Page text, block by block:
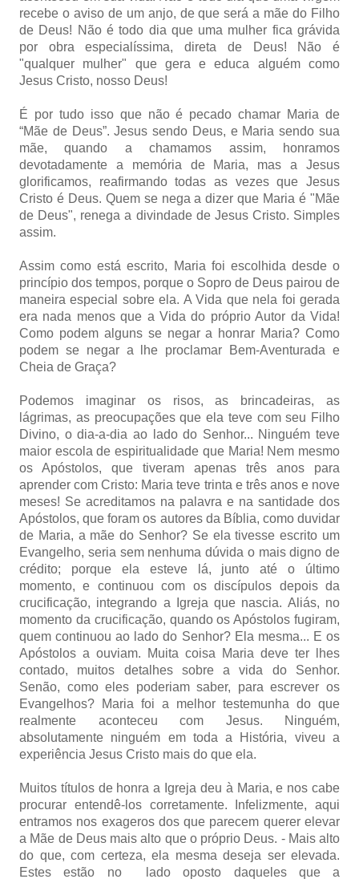
recebe o aviso de um anjo, de que será a mãe do Filho
de Deus! Não é todo dia que uma mulher fica grávida
por obra especialíssima, direta de Deus! Não é
"qualquer mulher" que gera e educa alguém como
Jesus Cristo, nosso Deus!
É por tudo isso que não é pecado chamar Maria de
“Mãe de Deus”. Jesus sendo Deus, e Maria sendo sua
mãe, quando a chamamos assim, honramos
devotadamente a memória de Maria, mas a Jesus
glorificamos, reafirmando todas as vezes que Jesus
Cristo é Deus. Quem se nega a dizer que Maria é "Mãe
de Deus", renega a divindade de Jesus Cristo. Simples
assim.
Assim como está escrito, Maria foi escolhida desde o
princípio dos tempos, porque o Sopro de Deus pairou de
maneira especial sobre ela. A Vida que nela foi gerada
era nada menos que a Vida do próprio Autor da Vida!
Como podem alguns se negar a honrar Maria? Como
podem se negar a lhe proclamar Bem-Aventurada e
Cheia de Graça?
Podemos imaginar os risos, as brincadeiras, as
lágrimas, as preocupações que ela teve com seu Filho
Divino, o dia-a-dia ao lado do Senhor... Ninguém teve
maior escola de espiritualidade que Maria! Nem mesmo
os Apóstolos, que tiveram apenas três anos para
aprender com Cristo: Maria teve trinta e três anos e nove
meses! Se acreditamos na palavra e na santidade dos
Apóstolos, que foram os autores da Bíblia, como duvidar
de Maria, a mãe do Senhor? Se ela tivesse escrito um
Evangelho, seria sem nenhuma dúvida o mais digno de
crédito; porque ela esteve lá, junto até o último
momento, e continuou com os discípulos depois da
crucificação, integrando a Igreja que nascia. Aliás, no
momento da crucificação, quando os Apóstolos fugiram,
quem continuou ao lado do Senhor? Ela mesma... E os
Apóstolos a ouviam. Muita coisa Maria deve ter lhes
contado, muitos detalhes sobre a vida do Senhor.
Senão, como eles poderiam saber, para escrever os
Evangelhos? Maria foi a melhor testemunha do que
realmente aconteceu com Jesus. Ninguém,
absolutamente ninguém em toda a História, viveu a
experiência Jesus Cristo mais do que ela.
Muitos títulos de honra a Igreja deu à Maria, e nos cabe
procurar entendê-los corretamente. Infelizmente, aqui
entramos nos exageros dos que parecem querer elevar
a Mãe de Deus mais alto que o próprio Deus. - Mais alto
do que, com certeza, ela mesma deseja ser elevada.
Estes estão no lado oposto daqueles que a